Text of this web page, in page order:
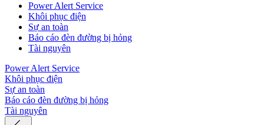
Power Alert Service
Khôi phục điện
Sự an toàn
Báo cáo đèn đường bị hỏng
Tài nguyên
Power Alert Service
Khôi phục điện
Sự an toàn
Báo cáo đèn đường bị hỏng
Tài nguyên